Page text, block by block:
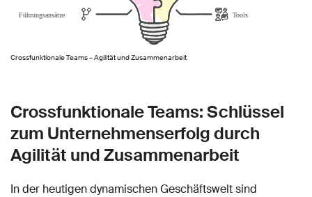
Crossfunktionale Teams – Agilität und Zusammenarbeit
Crossfunktionale Teams: Schlüssel
zum Unternehmenserfolg durch
Agilität und Zusammenarbeit
In der heutigen dynamischen Geschäftswelt sind